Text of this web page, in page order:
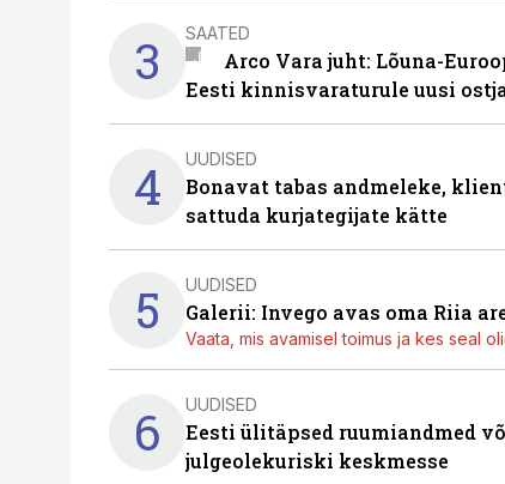
3 SAATED
Arco Vara juht: Lõuna-
Eesti kinnisvaraturule uusi
4 UUDISED
Bonavat tabas andmeleke,
sattuda kurjategijate kätte
5 UUDISED
Galerii: Invego avas oma Riia
Vaata, mis avamisel toimus ja kes seal
6 UUDISED
Eesti ülitäpsed ruumiandmed
julgeolekuriski keskmesse